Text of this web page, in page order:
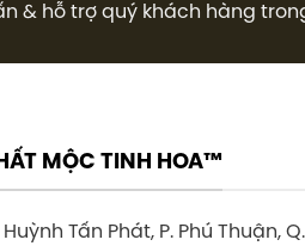
& hỗ trợ quý khách hàng
MỘC TINH HOA™
Tấn Phát, P. Phú Thuận, Q.